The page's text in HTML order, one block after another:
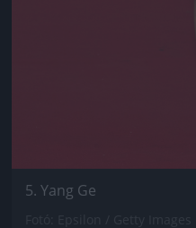
5. Yang Ge